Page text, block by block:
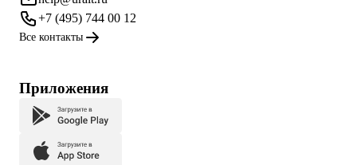
+7 (495) 744 00 12
Все контакты
Приложения